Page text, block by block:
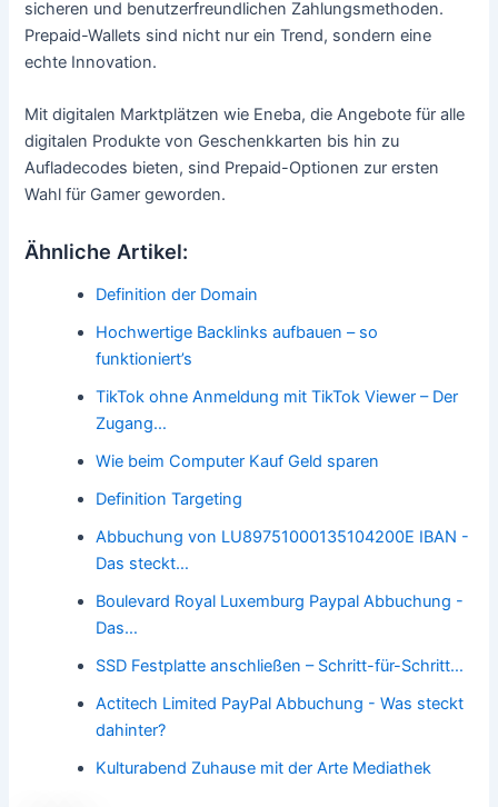
sicheren und benutzerfreundlichen Zahlungsmethoden.
Prepaid-Wallets sind nicht nur ein Trend, sondern eine
echte Innovation.
Mit digitalen Marktplätzen wie Eneba, die Angebote für alle
digitalen Produkte von Geschenkkarten bis hin zu
Aufladecodes bieten, sind Prepaid-Optionen zur ersten
Wahl für Gamer geworden.
Ähnliche Artikel:
Definition der Domain
Hochwertige Backlinks aufbauen – so
funktioniert’s
TikTok ohne Anmeldung mit TikTok Viewer – Der
Zugang…
Wie beim Computer Kauf Geld sparen
Definition Targeting
Abbuchung von LU89751000135104200E IBAN -
Das steckt…
Boulevard Royal Luxemburg Paypal Abbuchung -
Das…
SSD Festplatte anschließen – Schritt-für-Schritt…
Actitech Limited PayPal Abbuchung - Was steckt
dahinter?
Kulturabend Zuhause mit der Arte Mediathek